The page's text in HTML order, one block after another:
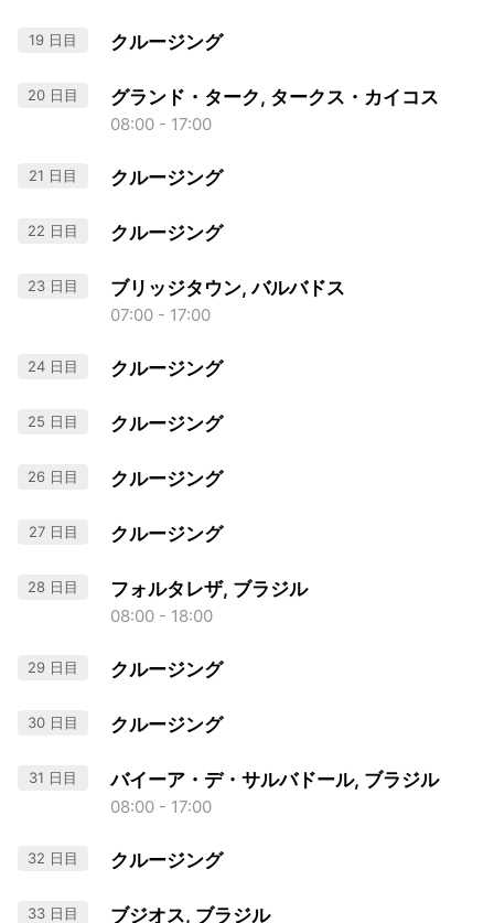
19 日目 クルージング
20 日目 グランド・ターク, タークス・カイコス
08:00 - 17:00
21 日目 クルージング
22 日目 クルージング
23 日目 ブリッジタウン, バルバドス
07:00 - 17:00
24 日目 クルージング
25 日目 クルージング
26 日目 クルージング
27 日目 クルージング
28 日目 フォルタレザ, ブラジル
08:00 - 18:00
29 日目 クルージング
30 日目 クルージング
31 日目 バイーア・デ・サルバドール, ブラジル
08:00 - 17:00
32 日目 クルージング
33 日目 ブジオス, ブラジル